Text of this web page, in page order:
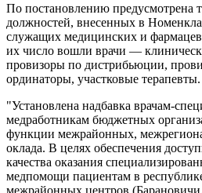
По постановлению предусмотрена
должностей, внесенных в
служащих медицинских и
их число вошли врачи —
провизоры по дистрибьюции,
ординаторы, участковые терапевты.
"Установлена надбавка врачам-
медработникам бюджетных
функции межрайонных,
оклада. В целях обеспечения
качества оказания
медпомощи пациентам в
межрайонных центров